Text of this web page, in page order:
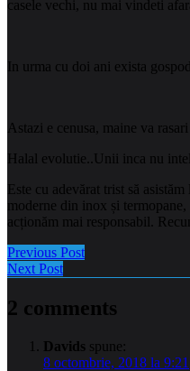
casele vechi, nu mai vindeti
In urma cu doi ani exista
Astazi e cenusa, maine va
Halal evolutie..Unii inca nu
Este cu adevărat trist să
moderne din inox și
acționăm mai responsabil.
Previous Post
Next Post
2 comments
Davids spune:
8 octombrie, 2018 la 9:21